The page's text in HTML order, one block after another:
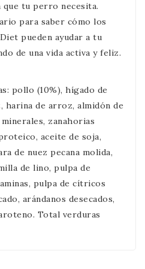
tu perro necesita.
para saber cómo los
pueden ayudar a tu
de una vida activa y feliz.
pollo (10%), hígado de
harina de arroz, almidón de
zanahorias
aceite de soja,
de nuez pecana molida,
de lino, pulpa de
pulpa de cítricos
arándanos desecados,
Total verduras